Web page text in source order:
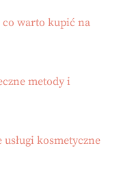
co warto kupić na
metody i
kosmetyczne